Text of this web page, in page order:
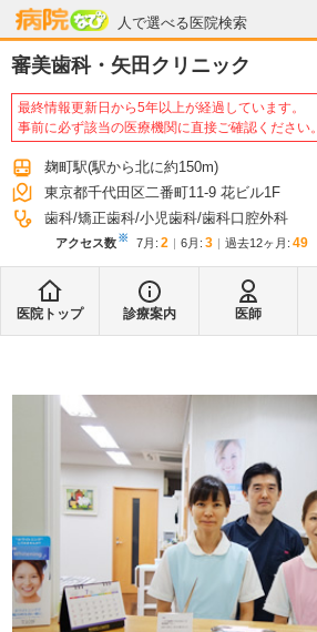
人で選べる医院検索
病院なび
審美歯科・矢田クリニック
最終情報更新日から5年以上が経過しています。
事前に必ず該当の医療機関に直接ご確認ください。
麹町駅(駅から北に約150m)
東京都千代田区二番町11-9 花ビル1F
歯科 矯正歯科 小児歯科 歯科口腔外科
アクセス数※ 7月 : 2 6月 : 3 過去12ヶ月: 49
医院トップ 診療案内 医師